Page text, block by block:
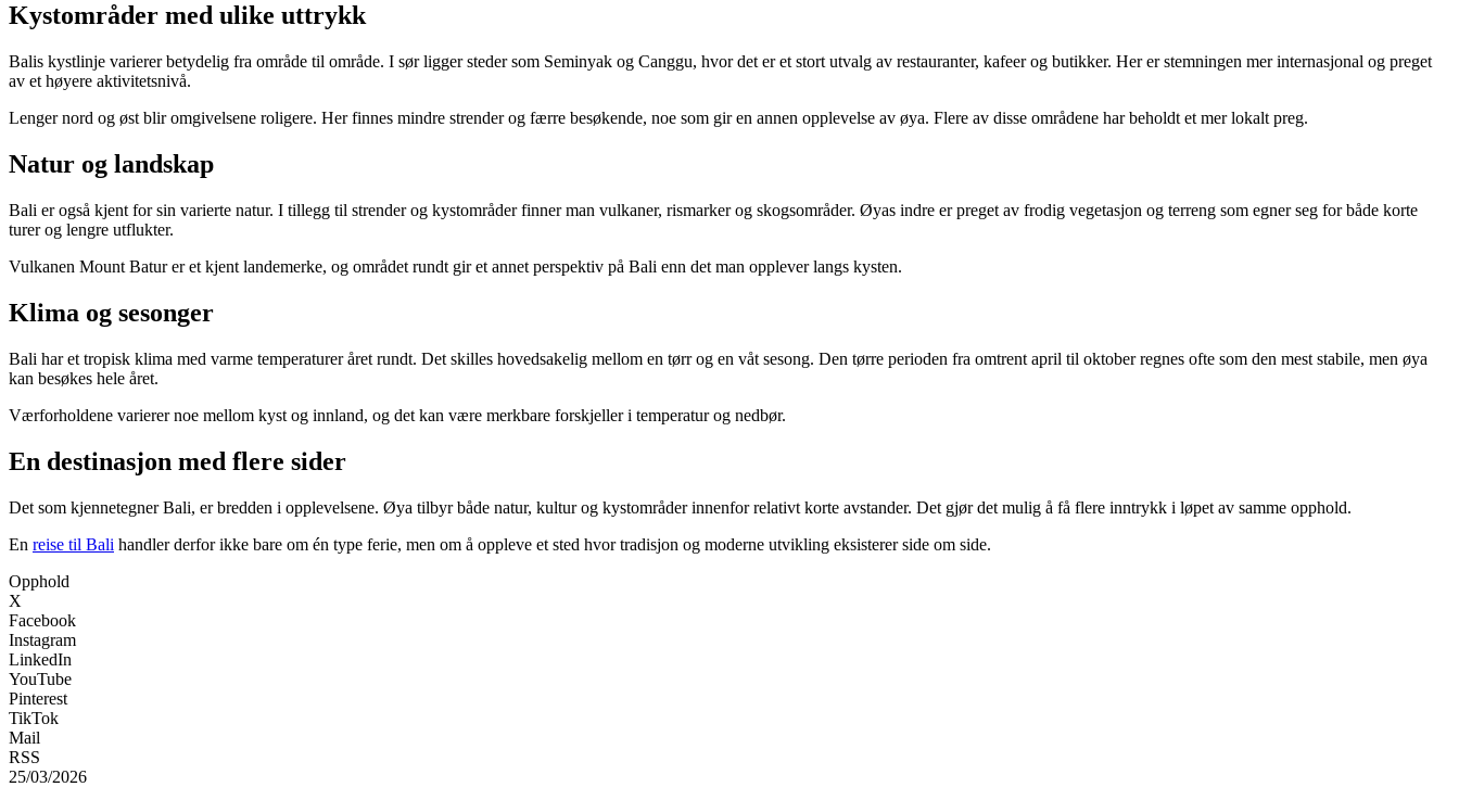
Kystområder med ulike uttrykk
Balis kystlinje varierer betydelig fra område til område. I sør ligger steder som Seminyak og Canggu, hvor det er et stort utvalg av restauranter, kafeer og butikker. Her er stemningen mer internasjonal og preget
av et høyere aktivitetsnivå.
Lenger nord og øst blir omgivelsene roligere. Her finnes mindre strender og færre besøkende, noe som gir en annen opplevelse av øya. Flere av disse områdene har beholdt et mer lokalt preg.
Natur og landskap
Bali er også kjent for sin varierte natur. I tillegg til strender og kystområder finner man vulkaner, rismarker og skogsområder. Øyas indre er preget av frodig vegetasjon og terreng som egner seg for både korte
turer og lengre utflukter.
Vulkanen Mount Batur er et kjent landemerke, og området rundt gir et annet perspektiv på Bali enn det man opplever langs kysten.
Klima og sesonger
Bali har et tropisk klima med varme temperaturer året rundt. Det skilles hovedsakelig mellom en tørr og en våt sesong. Den tørre perioden fra omtrent april til oktober regnes ofte som den mest stabile, men øya
kan besøkes hele året.
Værforholdene varierer noe mellom kyst og innland, og det kan være merkbare forskjeller i temperatur og nedbør.
En destinasjon med flere sider
Det som kjennetegner Bali, er bredden i opplevelsene. Øya tilbyr både natur, kultur og kystområder innenfor relativt korte avstander. Det gjør det mulig å få flere inntrykk i løpet av samme opphold.
En reise til Bali handler derfor ikke bare om én type ferie, men om å oppleve et sted hvor tradisjon og moderne utvikling eksisterer side om side.
Opphold
X
Facebook
Instagram
LinkedIn
YouTube
Pinterest
TikTok
Mail
RSS
25/03/2026